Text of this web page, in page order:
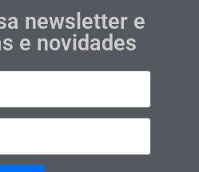
newsletter e
e novidades